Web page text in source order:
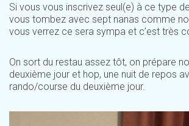
Si vous vous inscrivez seul(e) à ce type
vous tombez avec sept nanas comme
vous verrez ce sera sympa et c’est très
On sort du restau assez tôt, on prépare
deuxième jour et hop, une nuit de repos
rando/course du deuxième jour.